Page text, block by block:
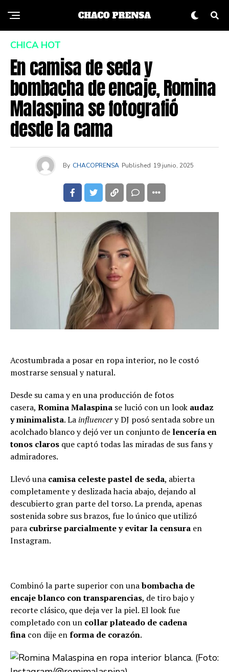
CHICA HOT
En camisa de seda y
bombacha de encaje, Romina
Malaspina se fotografió
desde la cama
By CHACOPRENSA Published 19 junio, 2025
Acostumbrada a posar en ropa interior, no le costó
mostrarse sensual y natural.
Desde su cama y en una producción de fotos
casera, Romina Malaspina se lució con un look audaz
y minimalista. La influencery DJ posó sentada sobre un
acolchado blanco y dejó ver un conjunto de lencería en
tonos claros que captó todas las miradas de sus fans y
admiradores.
Llevó una camisa celeste pastel de seda, abierta
completamente y deslizada hacia abajo, dejando al
descubierto gran parte del torso. La prenda, apenas
sostenida sobre sus brazos, fue lo único que utilizó
para cubrirse parcialmentey evitar la censura en
Instagram.
Combinó la parte superior con unabombacha de
encaje blanco con transparencias, de tiro bajo y
recorte clásico, que deja ver la piel. El look fue
completado con un collar plateado de cadena
fina con dije enforma de corazón.